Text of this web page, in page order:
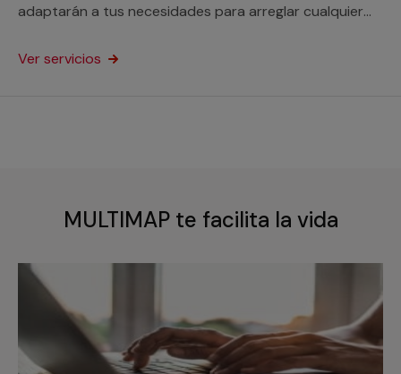
adaptarán a tus necesidades para arreglar cualquier
está orientado a particulares y profesionales.
Ver servicios
MULTIMAP te facilita la vida